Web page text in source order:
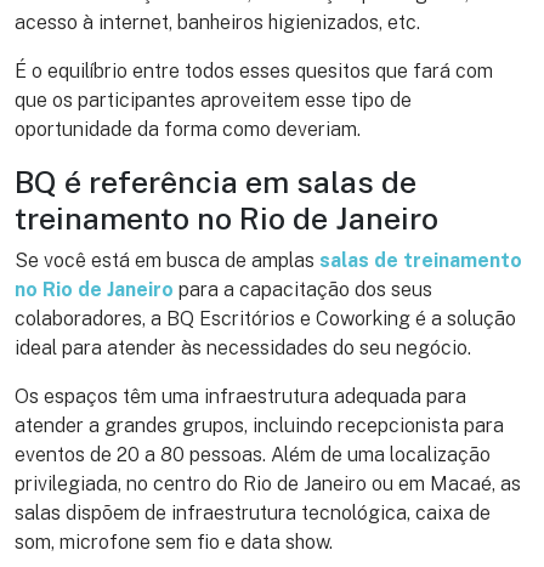
acesso à internet, banheiros higienizados, etc.
É o equilíbrio entre todos esses quesitos que fará com
que os participantes aproveitem esse tipo de
oportunidade da forma como deveriam.
BQ é referência em salas de
treinamento no Rio de Janeiro
Se você está em busca de amplas salas de treinamento
no Rio de Janeiro para a capacitação dos seus
colaboradores, a BQ Escritórios e Coworking é a solução
ideal para atender às necessidades do seu negócio.
Os espaços têm uma infraestrutura adequada para
atender a grandes grupos, incluindo recepcionista para
eventos de 20 a 80 pessoas. Além de uma localização
privilegiada, no centro do Rio de Janeiro ou em Macaé, as
salas dispõem de infraestrutura tecnológica, caixa de
som, microfone sem fio e data show.